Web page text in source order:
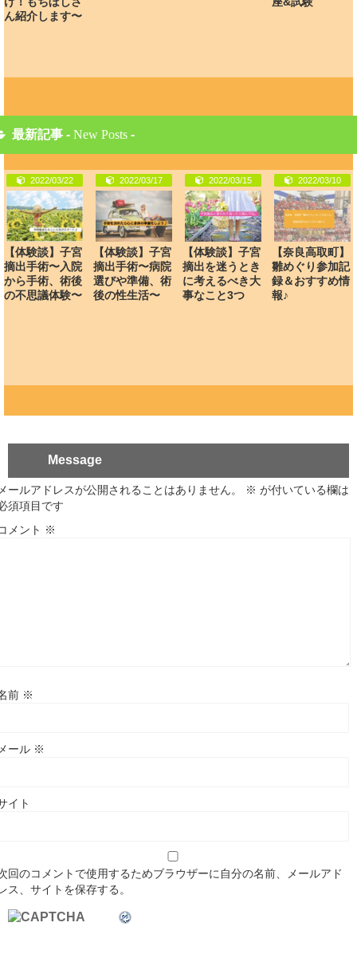
ん紹介します〜
最新記事 - New Posts -
2022/03/22
【体験談】子宮
摘出手術〜入院
から手術、術後
の不思議体験〜
2022/03/17
【体験談】子宮
摘出手術〜病院
選びや準備、術
後の性生活〜
2022/03/15
【体験談】子宮
摘出を迷うとき
に考えるべき大
事なこと3つ
2022/03/10
【奈良高取町】
雛めぐり参加記
録＆おすすめ情
報♪
Message
ールアドレスが公開されることはありません。 ※ が付いている欄は
須項目です
メント ※
前 ※
ール ※
イト
回のコメントで使用するためブラウザーに自分の名前、メールアド
ス、サイトを保存する。